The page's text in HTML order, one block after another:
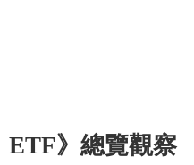
ETF》總覽觀察